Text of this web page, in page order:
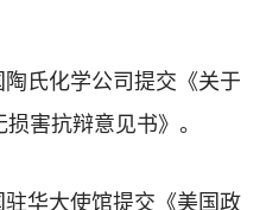
氏化学公司提交《关于
害抗辩意见书》。
华大使馆提交《美国政